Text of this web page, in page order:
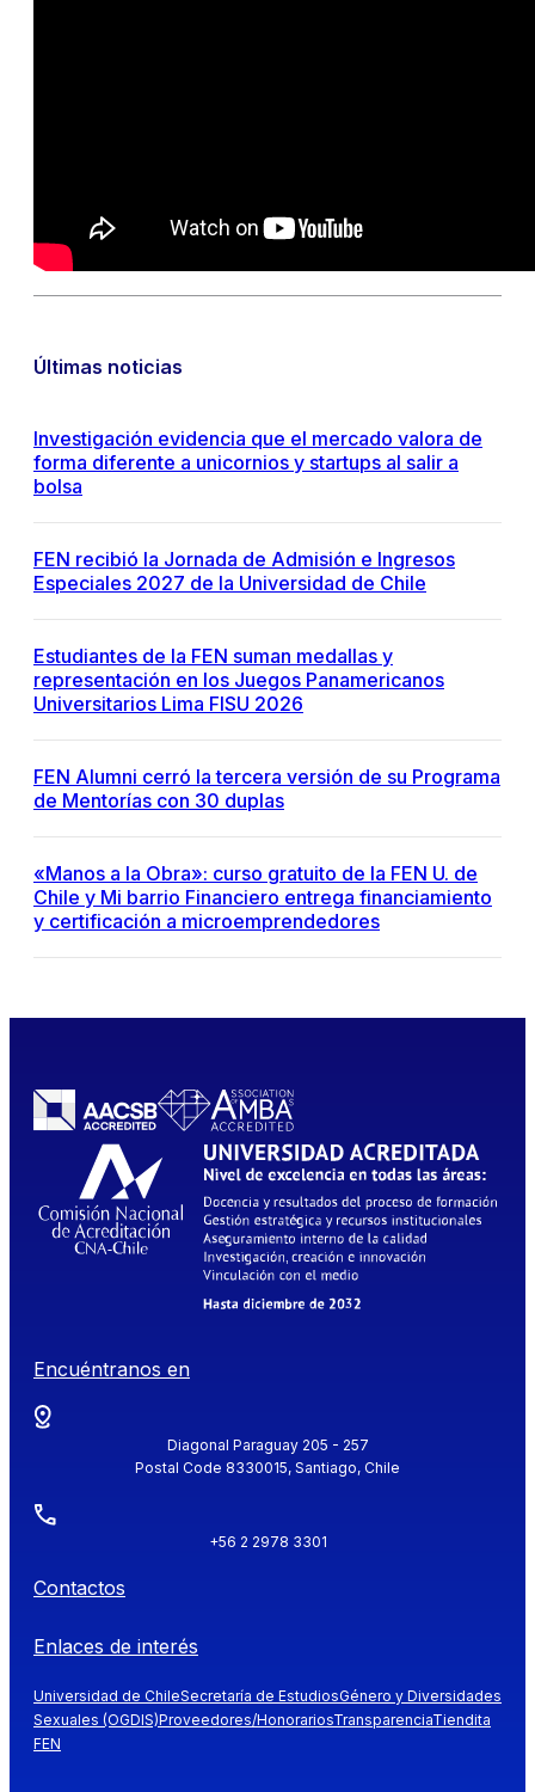
Últimas noticias
Investigación evidencia que el mercado valora de
forma diferente a unicornios y startups al salir a
bolsa
FEN recibió la Jornada de Admisión e Ingresos
Especiales 2027 de la Universidad de Chile
Estudiantes de la FEN suman medallas y
representación en los Juegos Panamericanos
Universitarios Lima FISU 2026
FEN Alumni cerró la tercera versión de su Programa
de Mentorías con 30 duplas
«Manos a la Obra»: curso gratuito de la FEN U. de
Chile y Mi barrio Financiero entrega financiamiento
y certificación a microemprendedores
Encuéntranos en
Diagonal Paraguay 205 - 257
Postal Code 8330015, Santiago, Chile
+56 2 2978 3301
Contactos
Enlaces de interés
Universidad de ChileSecretaría de EstudiosGénero y Diversidades
Sexuales (OGDIS)Proveedores/HonorariosTransparenciaTiendita
FEN